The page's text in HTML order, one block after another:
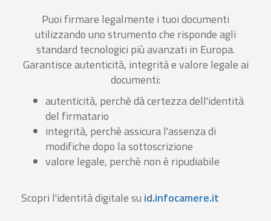
Puoi firmare legalmente i tuoi documenti
utilizzando uno strumento che risponde agli
standard tecnologici più avanzati in Europa.
Garantisce autenticità, integrità e valore legale ai
documenti:
autenticità, perchè dà certezza dell'identità
del firmatario
integrità, perchè assicura l'assenza di
modifiche dopo la sottoscrizione
valore legale, perchè non è ripudiabile
Scopri l'identità digitale su id.infocamere.it